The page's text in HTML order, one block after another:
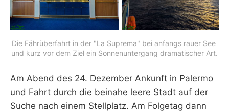
Die Fährüberfahrt in der "La Suprema" bei anfangs rauer See
und kurz vor dem Ziel ein Sonnenuntergang dramatischer Art.
Am Abend des 24. Dezember Ankunft in Palermo
und Fahrt durch die beinahe leere Stadt auf der
Suche nach einem Stellplatz. Am Folgetag dann